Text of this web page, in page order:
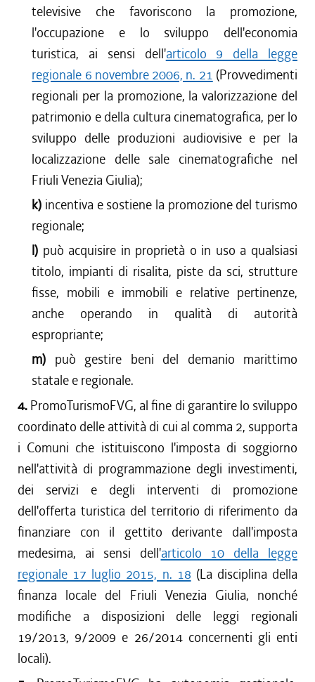
televisive che favoriscono la promozione,
l'occupazione e lo sviluppo dell'economia
turistica, ai sensi dell'articolo 9 della legge
regionale 6 novembre 2006, n. 21 (Provvedimenti
regionali per la promozione, la valorizzazione del
patrimonio e della cultura cinematografica, per lo
sviluppo delle produzioni audiovisive e per la
localizzazione delle sale cinematografiche nel
Friuli Venezia Giulia);
k) incentiva e sostiene la promozione del turismo
regionale;
l) può acquisire in proprietà o in uso a qualsiasi
titolo, impianti di risalita, piste da sci, strutture
fisse, mobili e immobili e relative pertinenze,
anche operando in qualità di autorità
espropriante;
m) può gestire beni del demanio marittimo
statale e regionale.
4. PromoTurismoFVG, al fine di garantire lo sviluppo
coordinato delle attività di cui al comma 2, supporta
i Comuni che istituiscono l'imposta di soggiorno
nell'attività di programmazione degli investimenti,
dei servizi e degli interventi di promozione
dell'offerta turistica del territorio di riferimento da
finanziare con il gettito derivante dall'imposta
medesima, ai sensi dell'articolo 10 della legge
regionale 17 luglio 2015, n. 18 (La disciplina della
finanza locale del Friuli Venezia Giulia, nonché
modifiche a disposizioni delle leggi regionali
19/2013, 9/2009 e 26/2014 concernenti gli enti
locali).